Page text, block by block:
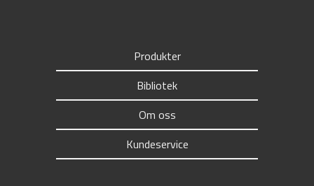
Produkter
Bibliotek
Om oss
Kundeservice